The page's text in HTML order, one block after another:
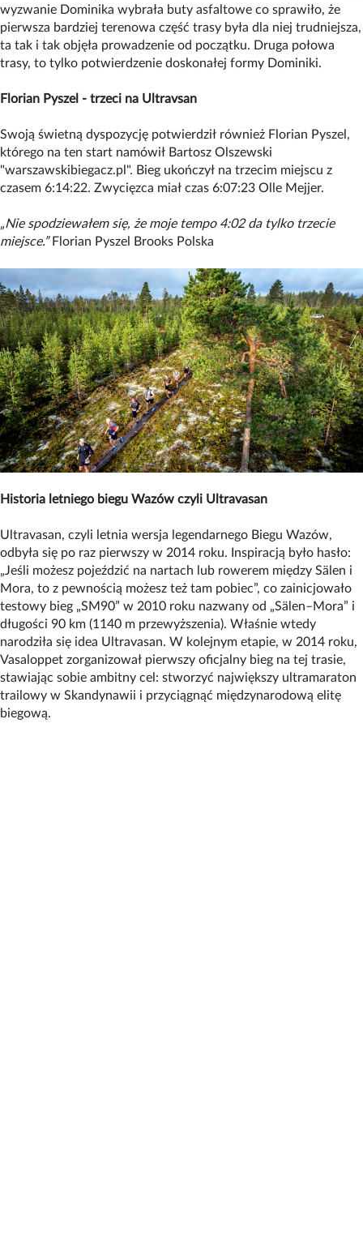
wyzwanie Dominika wybrała buty asfaltowe co sprawiło, że
pierwsza bardziej terenowa część trasy była dla niej trudniejsza,
ta tak i tak objęła prowadzenie od początku. Druga połowa
trasy, to tylko potwierdzenie doskonałej formy Dominiki.
Florian Pyszel - trzeci na Ultravsan
Swoją świetną dyspozycję potwierdził również Florian Pyszel,
którego na ten start namówił Bartosz Olszewski
"warszawskibiegacz.pl". Bieg ukończył na trzecim miejscu z
czasem 6:14:22. Zwycięzca miał czas 6:07:23 Olle Mejjer.
„Nie spodziewałem się, że moje tempo 4:02 da tylko trzecie
miejsce.” Florian Pyszel Brooks Polska
Historia letniego biegu Wazów czyli Ultravasan
Ultravasan, czyli letnia wersja legendarnego Biegu Wazów,
odbyła się po raz pierwszy w 2014 roku. Inspiracją było hasło:
„Jeśli możesz pojeździć na nartach lub rowerem między Sälen i
Mora, to z pewnością możesz też tam pobiec”, co zainicjowało
testowy bieg „SM90” w 2010 roku nazwany od „Sälen–Mora” i
długości 90 km (1140 m przewyższenia). Właśnie wtedy
narodziła się idea Ultravasan. W kolejnym etapie, w 2014 roku,
Vasaloppet zorganizował pierwszy oficjalny bieg na tej trasie,
stawiając sobie ambitny cel: stworzyć największy ultramaraton
trailowy w Skandynawii i przyciągnąć międzynarodową elitę
biegową.